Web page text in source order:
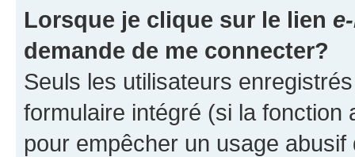
Lorsque je clique sur le lien
demande de me connecter?
Seuls les utilisateurs
formulaire intégré (si la fonction
pour empêcher un usage